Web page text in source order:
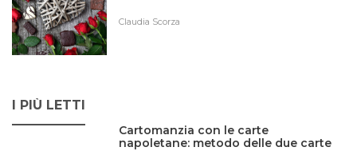
Claudia Scorza
I PIÙ LETTI
Cartomanzia con le carte
napoletane: metodo delle due carte